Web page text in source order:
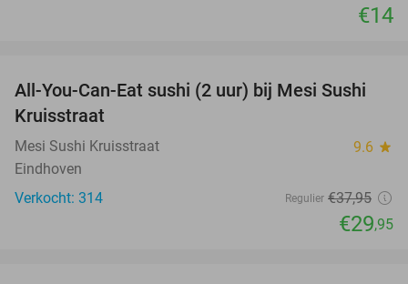
€14
21%
All-You-Can-Eat sushi (2 uur) bij Mesi Sushi
Kruisstraat
Mesi Sushi Kruisstraat 9.6 star
Eindhoven
Verkocht: 314
Regulier €37,95
€29,95